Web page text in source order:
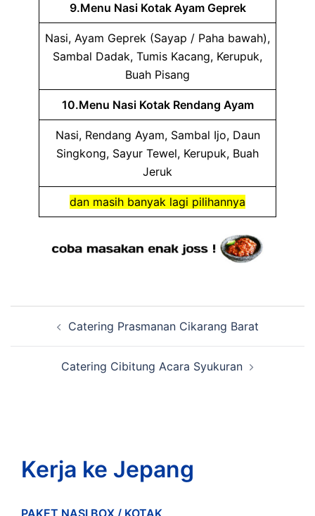
9.Menu Nasi Kotak Ayam Geprek
Nasi, Ayam Geprek (Sayap / Paha bawah),
Sambal Dadak, Tumis Kacang, Kerupuk,
Buah Pisang
10.Menu Nasi Kotak Rendang Ayam
Nasi, Rendang Ayam, Sambal Ijo, Daun
Singkong, Sayur Tewel, Kerupuk, Buah
Jeruk
dan masih banyak lagi pilihannya
navigationCatering Prasmanan Cikarang Barat
Catering Cibitung Acara Syukuran
Kerja ke Jepang